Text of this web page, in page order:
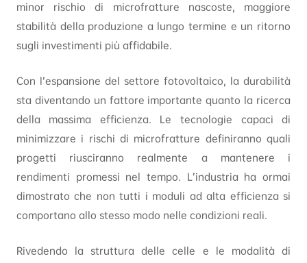
minor rischio di microfratture nascoste, maggiore
stabilità della produzione a lungo termine e un ritorno
sugli investimenti più affidabile.
Con l’espansione del settore fotovoltaico, la durabilità
sta diventando un fattore importante quanto la ricerca
della massima efficienza. Le tecnologie capaci di
minimizzare i rischi di microfratture definiranno quali
progetti riusciranno realmente a mantenere i
rendimenti promessi nel tempo. L’industria ha ormai
dimostrato che non tutti i moduli ad alta efficienza si
comportano allo stesso modo nelle condizioni reali.
Rivedendo la struttura delle celle e le modalità di